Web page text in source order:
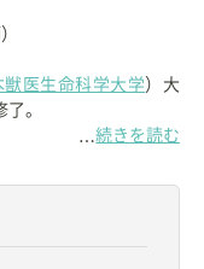
獣医生命科学大学）大
。
…続きを読む